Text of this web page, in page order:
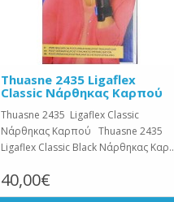
Thuasne 2435 Ligaflex
Classic Νάρθηκας Καρπού
Thuasne 2435 Ligaflex Classic
Νάρθηκας Καρπού Thuasne 2435
Ligaflex Classic Black Νάρθηκας Καρ..
40,00€